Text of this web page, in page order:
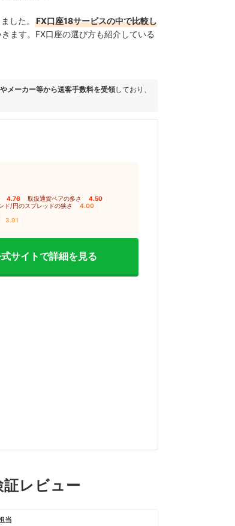
した。
FX口座18サービスの中で比較し
きます。FX口座の選び方も紹介している
メーカー等から送客手数料を受領しており、
4.76 取扱通貨ペアの多さ 4.50
ド/円のスプレッドの狭さ 4.00
3.91
サイトで詳細を見る
レビュー
当